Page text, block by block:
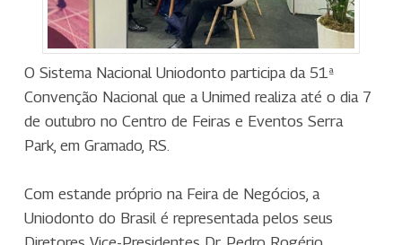
O Sistema Nacional Uniodonto participa da 51ª
Convenção Nacional que a Unimed realiza até o dia 7
de outubro no Centro de Feiras e Eventos Serra
Park, em Gramado, RS.
Com estande próprio na Feira de Negócios, a
Uniodonto do Brasil é representada pelos seus